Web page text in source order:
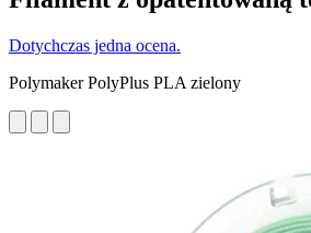
Dotychczas jedna ocena.
Polymaker PolyPlus PLA zielony